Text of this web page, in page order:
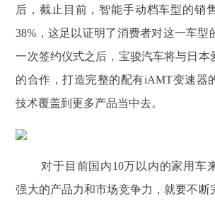
后，截止目前，智能手动档车型的销
38%，这足以证明了消费者对这一车型
一次签约仪式之后，宝骏汽车将与日本
的合作，打造完整的配有iAMT变速器
技术覆盖到更多产品当中去。
对于目前国内10万以内的家用车
强大的产品力和市场竞争力，就要不断